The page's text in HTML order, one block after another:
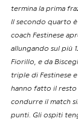
termina la prima
Il secondo quarto
coach Festinese
allungando sul più
Fiorillo, e da
triple di Festinese
hanno fatto il resto
condurre il match
punti. Gli ospiti